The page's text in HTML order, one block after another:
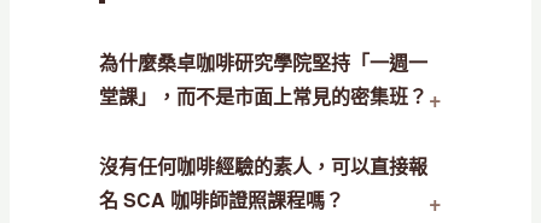
為什麼桑卓咖啡研究學院堅持「一週一
堂課」，而不是市面上常見的密集班？
沒有任何咖啡經驗的素人，可以直接報
名 SCA 咖啡師證照課程嗎？